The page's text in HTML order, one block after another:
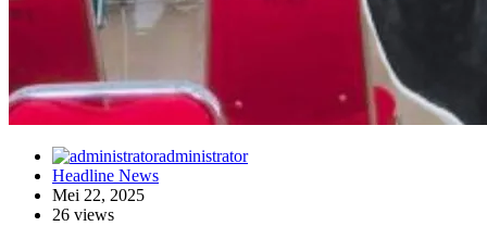
administrator
Headline News
Mei 22, 2025
26 views